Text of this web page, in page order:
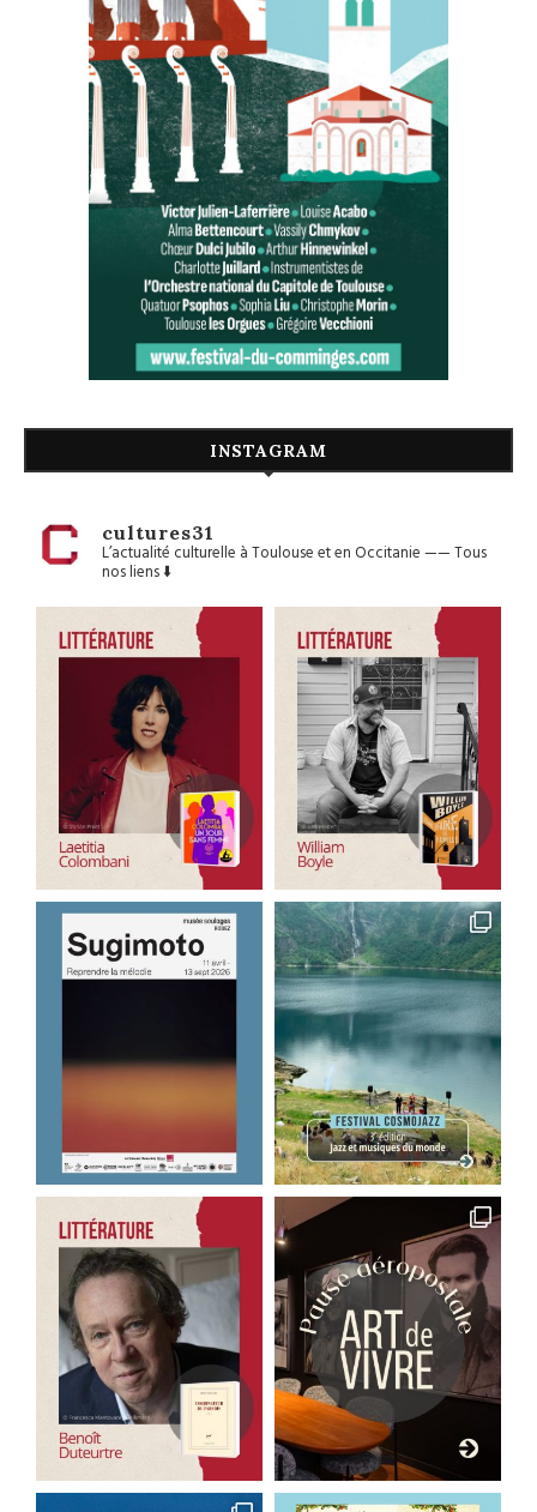
INSTAGRAM
cultures31
L’actualité culturelle à Toulouse et en Occitanie——Tous
nos liens ⬇️